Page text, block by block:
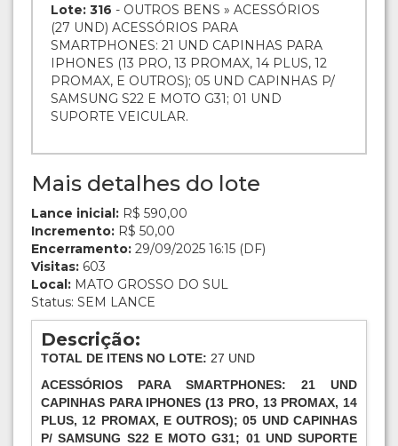
Lote: 316 - OUTROS BENS » ACESSÓRIOS
(27 UND) ACESSÓRIOS PARA
SMARTPHONES: 21 UND CAPINHAS PARA
IPHONES (13 PRO, 13 PROMAX, 14 PLUS, 12
PROMAX, E OUTROS); 05 UND CAPINHAS P/
SAMSUNG S22 E MOTO G31; 01 UND
SUPORTE VEICULAR.
Mais detalhes do lote
Lance inicial: R$ 590,00
Incremento: R$ 50,00
Encerramento: 29/09/2025 16:15 (DF)
Visitas: 603
Local: MATO GROSSO DO SUL
Status: SEM LANCE
Descrição:
TOTAL DE ITENS NO LOTE: 27 UND
ACESSÓRIOS PARA SMARTPHONES: 21 UND
CAPINHAS PARA IPHONES (13 PRO, 13 PROMAX, 14
PLUS, 12 PROMAX, E OUTROS); 05 UND CAPINHAS
P/ SAMSUNG S22 E MOTO G31; 01 UND SUPORTE